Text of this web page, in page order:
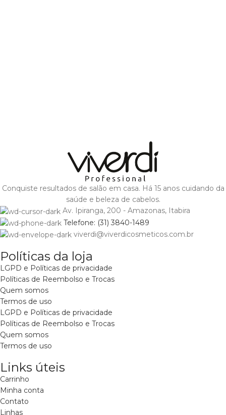
Conquiste resultados de salão em casa. Há 15 anos cuidando da
saúde e beleza de cabelos.
Av. Ipiranga, 200 - Amazonas, Itabira
Telefone: (31) 3840-1489
viverdi@viverdicosmeticos.com.br
Políticas da loja
LGPD e Políticas de privacidade
Políticas de Reembolso e Trocas
Quem somos
Termos de uso
LGPD e Políticas de privacidade
Políticas de Reembolso e Trocas
Quem somos
Termos de uso
Links úteis
Carrinho
Minha conta
Contato
Linhas